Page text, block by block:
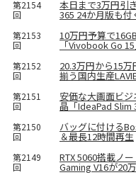
第2154
回
本日まで3万円引
365 24か月版も
第2153
回
10万円予算で
「Vivobook Go
第2152
回
20.3万円から15
揃う国内生産
第2151
回
安価な大画面ビ
晶「IdeaPad Slim
第2150
回
バッグに付ける
＆最長12時間再生
第2149
回
RTX 5060搭載ノ
Gaming V16が20